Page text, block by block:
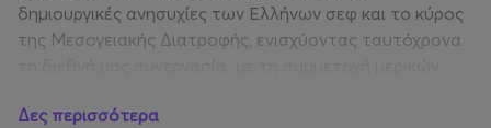
δημιουργικές ανησυχίες των Ελλήνων σεφ και το κύρος
της Μεσογειακής Διατροφής, ενισχύοντας ταυτόχρονα
Δες περισσότερα